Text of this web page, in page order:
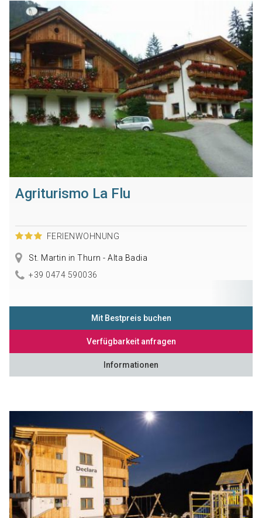
Agriturismo La Flu
FERIENWOHNUNG
St. Martin in Thurn - Alta Badia
+39 0474 590036
Mit Bestpreis buchen
Verfügbarkeit anfragen
Informationen